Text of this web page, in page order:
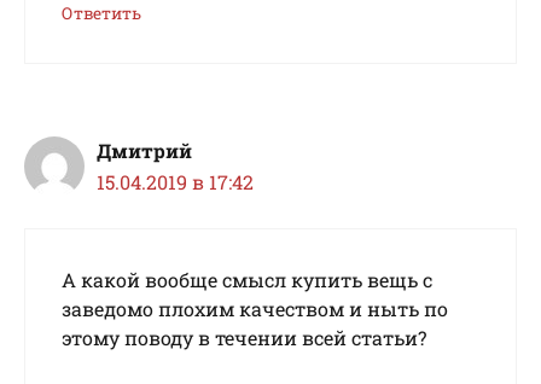
Ответить
Дмитрий
15.04.2019 в 17:42
А какой вообще смысл купить вещь с
заведомо плохим качеством и ныть по
этому поводу в течении всей статьи?